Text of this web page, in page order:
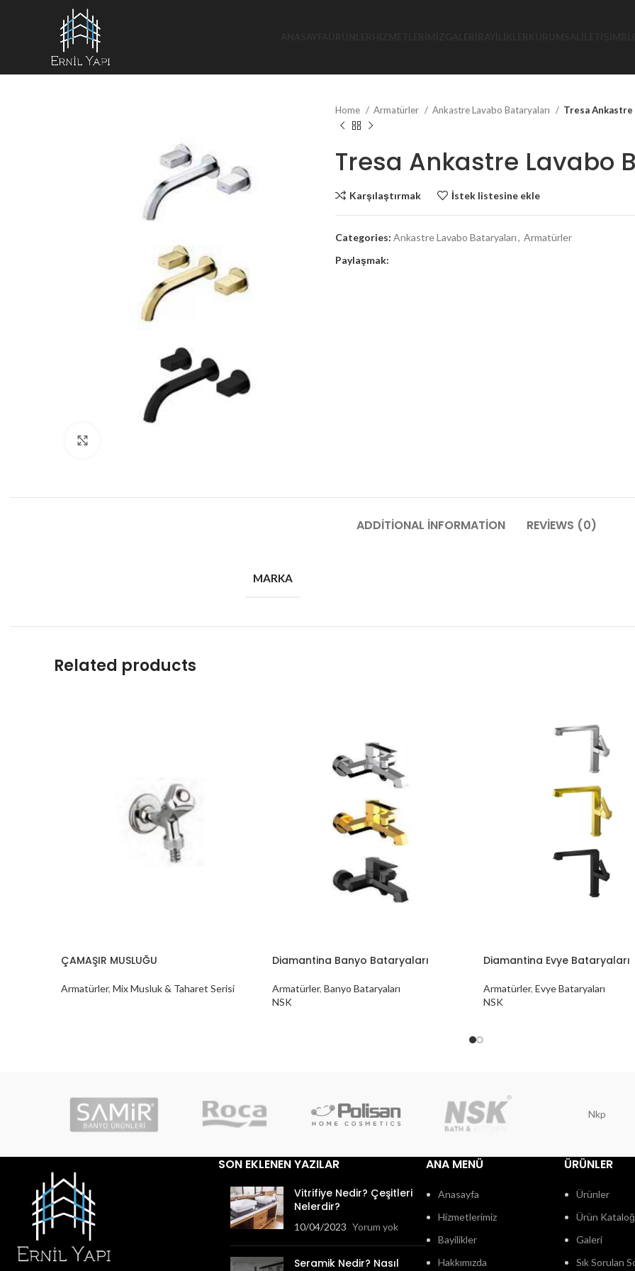
Home Armatürler Ankastre Lavabo Bataryaları Tresa Ankastre
Tresa Ankastre Lavabo
Karşılaştırmak İstek listesine ekle
Categories: Ankastre Lavabo Bataryaları, Armatürler
Paylaşmak:
ADDITIONAL INFORMATION REVIEWS (0)
MARKA
Related products
ÇAMAŞIR MUSLUĞU
Armatürler, Mix Musluk & Taharet Serisi
Diamantina Banyo Bataryaları
Armatürler, Banyo Bataryaları
NSK
Diamantina Evye Bataryaları
Armatürler, Evye Bataryaları
NSK
Nkp
SON EKLENEN YAZILAR
Vitrifiye Nedir? Çeşitleri
Nelerdir?
10/04/2023 Yorum yok
Seramik Nedir? Nasıl
ANA MENÜ
Anasayfa
Hizmetlerimiz
Bayilikler
Hakkımızda
ÜRÜNLER
Ürünler
Ürün
Galeri
Sık Sorulan